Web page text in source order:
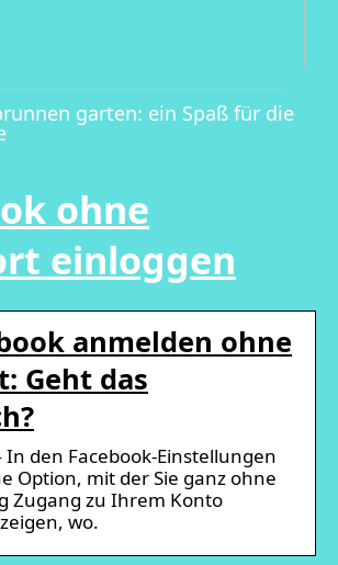
garten: ein Spaß für die
ohne
einloggen
anmelden ohne
Geht das
den Facebook-Einstellungen
Option, mit der Sie ganz ohne
Zugang zu Ihrem Konto
wo.